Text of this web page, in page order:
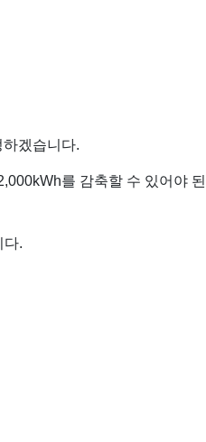
하겠습니다.
를 감축할 수 있어야
다.